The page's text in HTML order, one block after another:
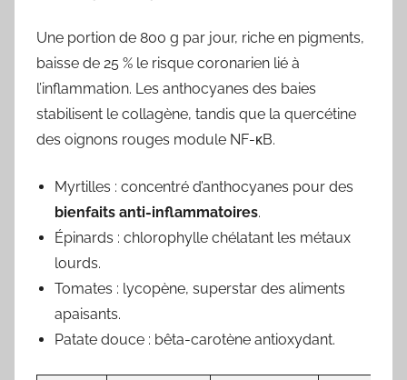
Une portion de 800 g par jour, riche en pigments,
baisse de 25 % le risque coronarien lié à
l’inflammation. Les anthocyanes des baies
stabilisent le collagène, tandis que la quercétine
des oignons rouges module NF-κB.
Myrtilles : concentré d’anthocyanes pour des
bienfaits anti-inflammatoires.
Épinards : chlorophylle chélatant les métaux
lourds.
Tomates : lycopène, superstar des aliments
apaisants.
Patate douce : bêta-carotène antioxydant.